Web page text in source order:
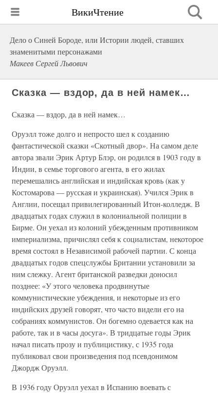
ВикиЧтение
Дело о Синей Бороде, или Истории людей, ставших
знаменитыми персонажами
Макеев Сергей Львович
Сказка — вздор, да в ней намек…
Сказка — вздор, да в ней намек…
Оруэлл тоже долго и непросто шел к созданию
фантастической сказки «Скотный двор». На самом деле
автора звали Эрик Артур Блэр, он родился в 1903 году в
Индии, в семье торгового агента, в его жилах
перемешались английская и индийская кровь (как у
Костомарова — русская и украинская). Учился Эрик в
Англии, посещал привилегированный Итон-колледж. В
двадцатых годах служил в колониальной полиции в
Бирме. Он уехал из колоний убежденным противником
империализма, причислял себя к социалистам, некоторое
время состоял в Независимой рабочей партии. С конца
двадцатых годов спецслужбы Британии установили за
ним слежку. Агент британской разведки доносил
позднее: «У этого человека продвинутые
коммунистические убеждения, и некоторые из его
индийских друзей говорят, что часто видели его на
собраниях коммунистов. Он богемно одевается как на
работе, так и в часы досуга». В тридцатые годы Эрик
начал писать прозу и публицистику, с 1935 года
публиковал свои произведения под псевдонимом
Джордж Оруэлл.
В 1936 году Оруэлл уехал в Испанию воевать с